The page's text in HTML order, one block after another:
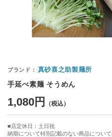
真砂喜之助製麺所
手延べ素麺 そうめん
1,080円
店定休日：土日祝
納期について特別記載のない商品につい